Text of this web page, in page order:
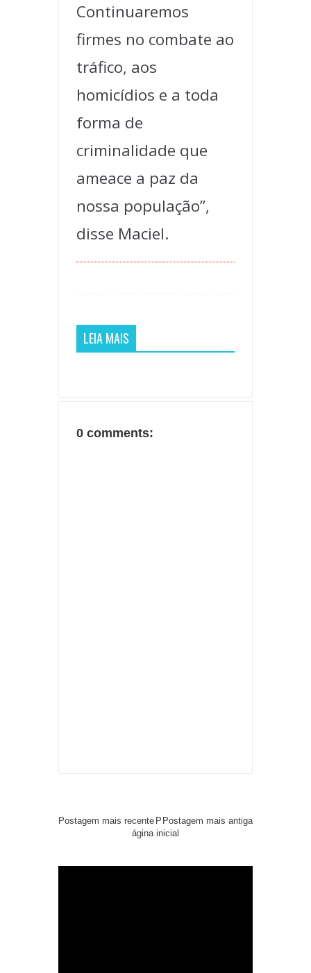
Continuaremos
firmes no combate ao
tráfico, aos
homicídios e a toda
forma de
criminalidade que
ameace a paz da
nossa população”,
disse Maciel.
LEIA MAIS
0 comments:
Postagem mais recente Postagem mais antiga
P
ágina inicial